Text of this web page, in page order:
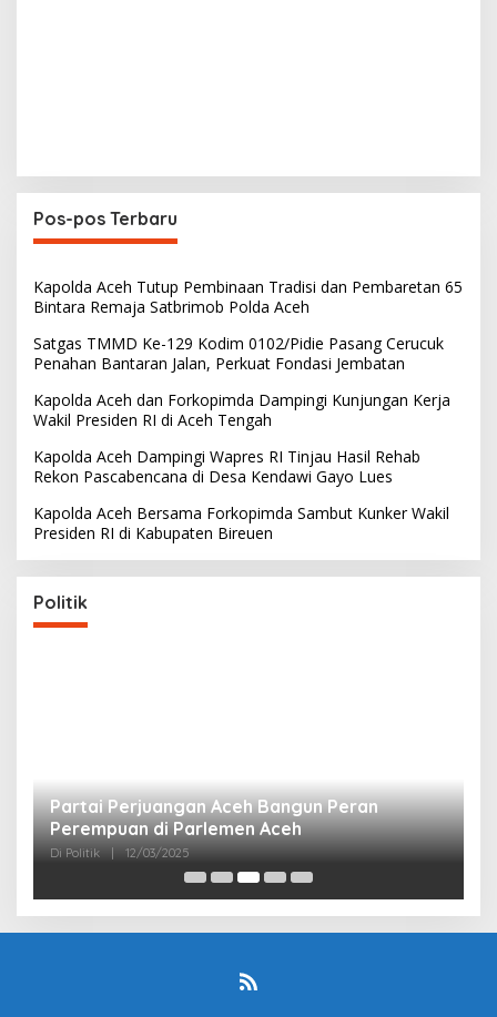
Pos-pos Terbaru
Kapolda Aceh Tutup Pembinaan Tradisi dan Pembaretan 65
Bintara Remaja Satbrimob Polda Aceh
Satgas TMMD Ke-129 Kodim 0102/Pidie Pasang Cerucuk
Penahan Bantaran Jalan, Perkuat Fondasi Jembatan
Kapolda Aceh dan Forkopimda Dampingi Kunjungan Kerja
Wakil Presiden RI di Aceh Tengah
Kapolda Aceh Dampingi Wapres RI Tinjau Hasil Rehab
Rekon Pascabencana di Desa Kendawi Gayo Lues
Kapolda Aceh Bersama Forkopimda Sambut Kunker Wakil
Presiden RI di Kabupaten Bireuen
Politik
Partai Perjuangan Aceh Bangun Peran
Perempuan di Parlemen Aceh
Di Politik 12/03/2025